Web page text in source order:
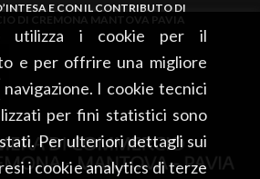
utilizza i cookie per il
e per offrire una migliore
I cookie tecnici
per fini statistici sono
Per ulteriori dettagli sui
i cookie analytics di terze
E CON IL CONTRIBUTO DI
DI CREMONA MANTOVA PAVIA